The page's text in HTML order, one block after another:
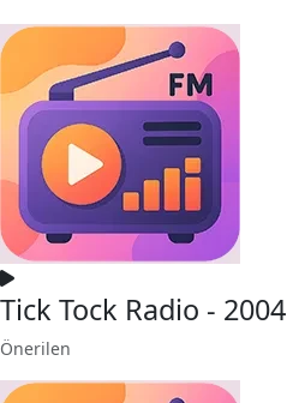
Tick Tock Radio - 2004
Önerilen